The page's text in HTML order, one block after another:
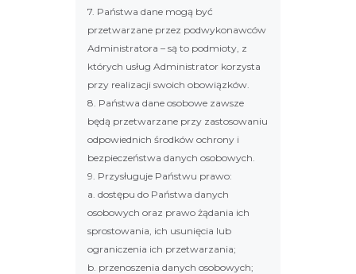
7. Państwa dane mogą być
przetwarzane przez podwykonawców
Administratora – są to podmioty, z
których usług Administrator korzysta
przy realizacji swoich obowiązków.
8. Państwa dane osobowe zawsze
będą przetwarzane przy zastosowaniu
odpowiednich środków ochrony i
bezpieczeństwa danych osobowych.
9. Przysługuje Państwu prawo:
a. dostępu do Państwa danych
osobowych oraz prawo żądania ich
sprostowania, ich usunięcia lub
ograniczenia ich przetwarzania;
b. przenoszenia danych osobowych;